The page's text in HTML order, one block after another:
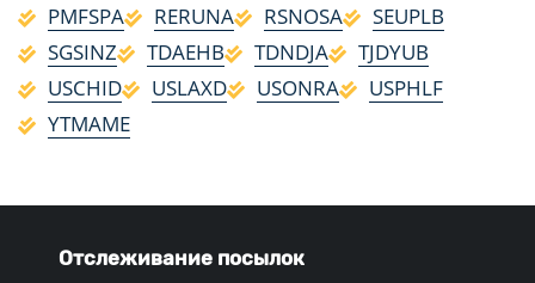
PMFSPA
RERUNA RSNOSA
SEUPLB
SGSINZ
TDAEHB TDNDJA
TJDYUB
USCHID
USLAXD USONRA
USPHLF
YTMAME
Отслеживание посылок